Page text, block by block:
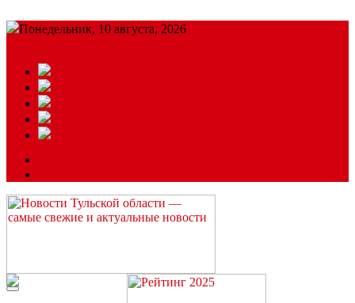
Понедельник, 10 августа, 2026
Читайте последние новости дня в Тульской области на сайте
“ЗаНовомосковск”